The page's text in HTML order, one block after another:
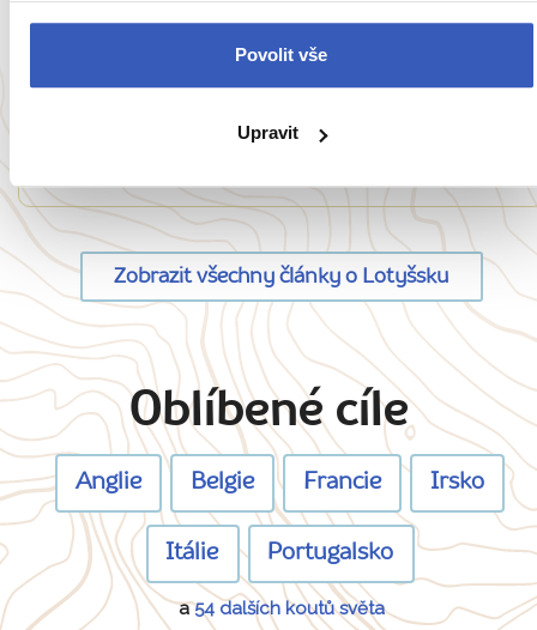
Povolit vše
Upravit
Riga: největší město v Pobaltí má své moře,
Zobrazit všechny články o Lotyšsku
Oblíbené cíle
Anglie Belgie Francie Irsko
Itálie Portugalsko
a54 dalších koutů světa